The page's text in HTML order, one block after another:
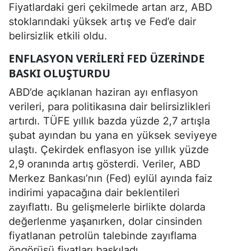
Fiyatlardaki geri çekilmede artan arz, ABD
stoklarındaki yüksek artış ve Fed’e dair
belirsizlik etkili oldu.
ENFLASYON VERILERI FED ÜZERINDE
BASKI OLUŞTURDU
ABD’de açıklanan haziran ayı enflasyon
verileri, para politikasına dair belirsizlikleri
artırdı. TÜFE yıllık bazda yüzde 2,7 artışla
şubat ayından bu yana en yüksek seviyeye
ulaştı. Çekirdek enflasyon ise yıllık yüzde
2,9 oranında artış gösterdi. Veriler, ABD
Merkez Bankası’nın (Fed) eylül ayında faiz
indirimi yapacağına dair beklentileri
zayıflattı. Bu gelişmelerle birlikte dolarda
değerlenme yaşanırken, dolar cinsinden
fiyatlanan petrolün talebinde zayıflama